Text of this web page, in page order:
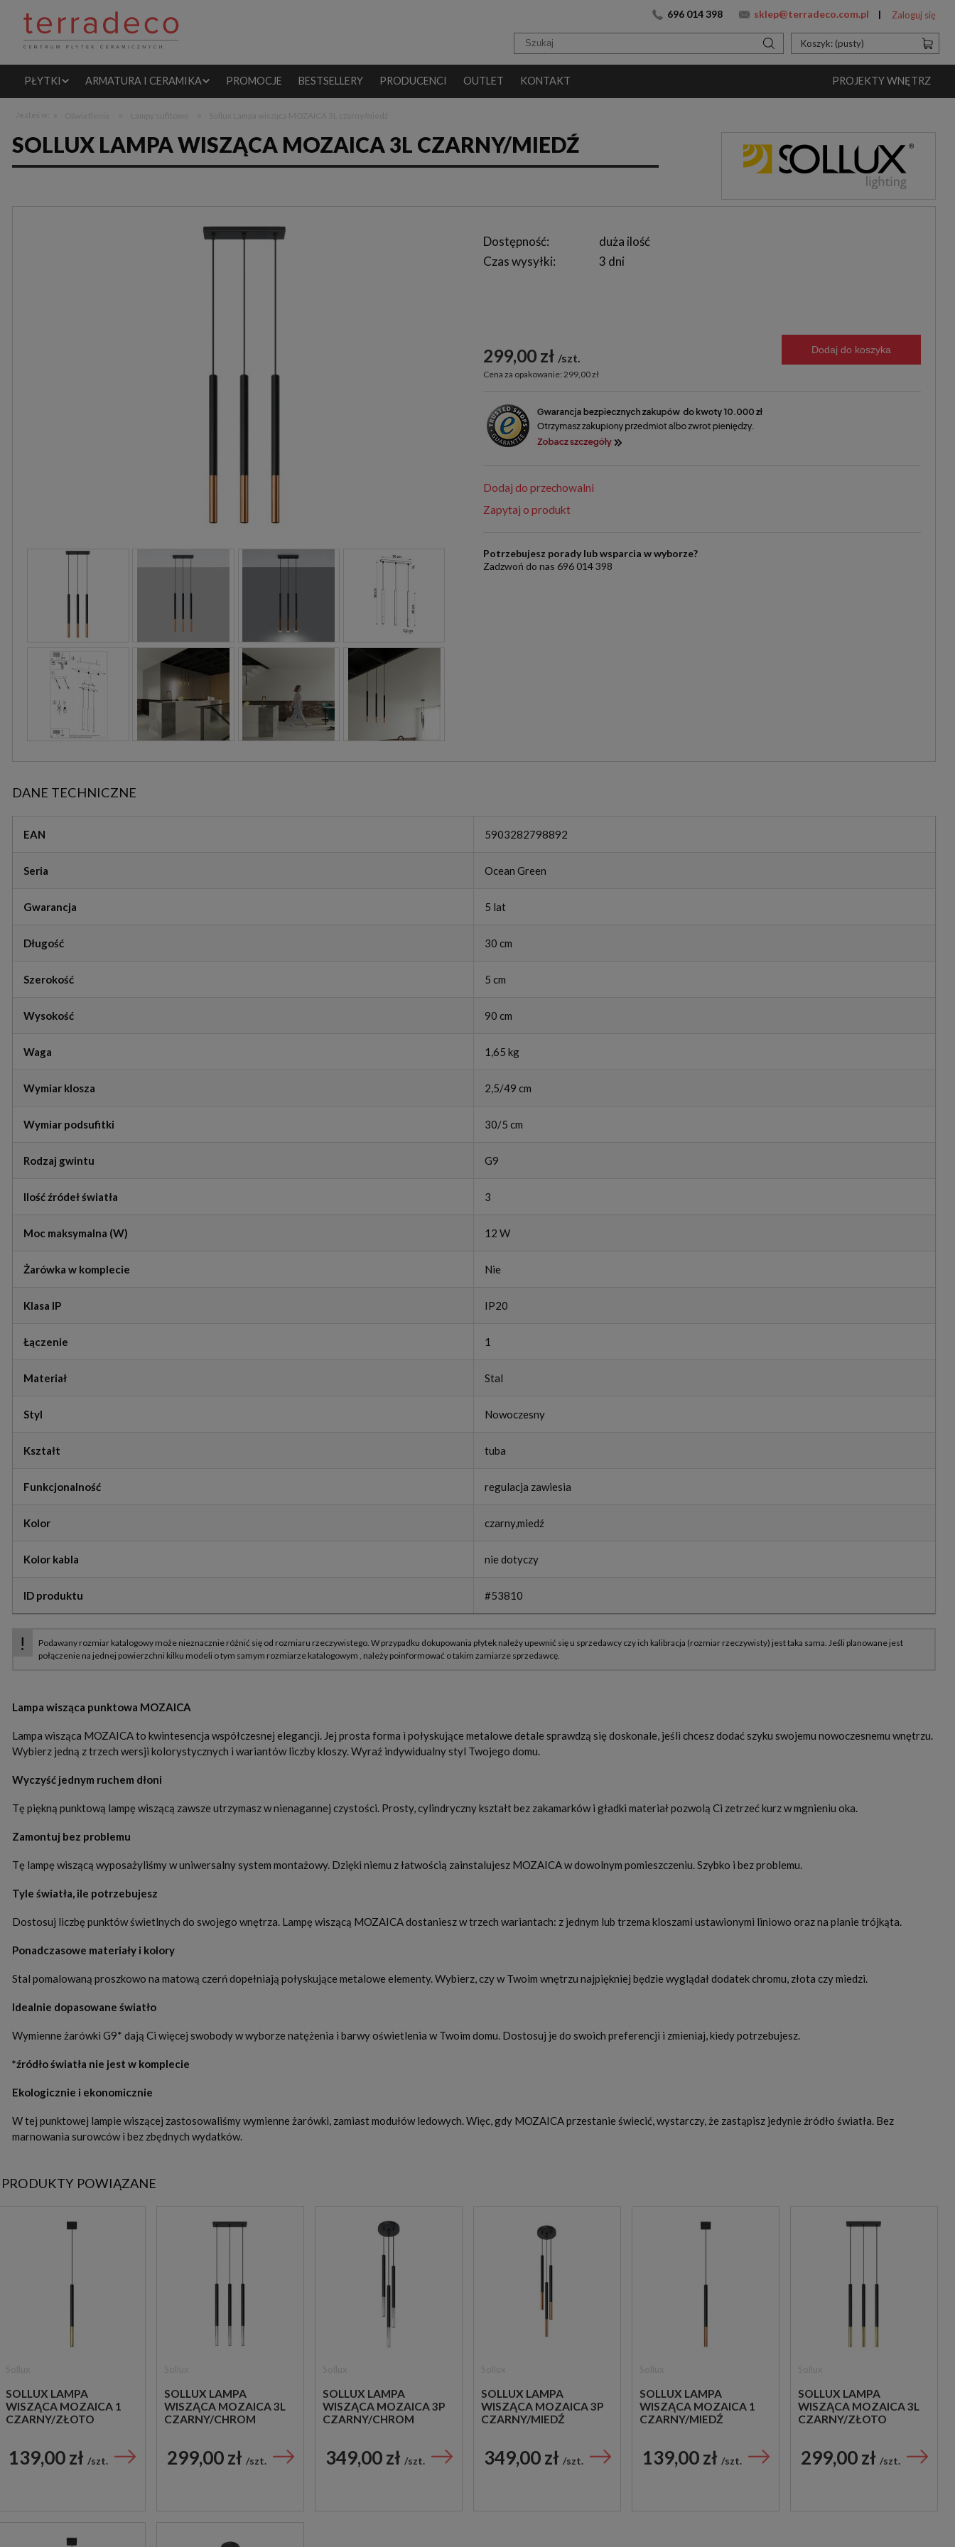
696 014 398 sklep@terradeco.com.pl Zaloguj się
Koszyk: (pusty)
PŁYTKI ARMATURA I CERAMIKA PROMOCJE BESTSELLERY PRODUCENCI OUTLET KONTAKT PROJEKTY WNĘTRZ
SOLLUX LAMPA WISZĄCA MOZAICA 3L CZARNY/MIEDŹ
Dostępność:
duża ilość
Czas wysyłki:
3 dni
299,00 zł szt.
Cena za opakowanie: 299,00 zł
Dodaj do koszyka
Dodaj do przechowalni
Zapytaj o produkt
Potrzebujesz porady lub wsparcia w wyborze?
Zadzwoń do nas 696 014 398
DANE TECHNICZNE
EAN 5903282798892
Seria Ocean Green
Gwarancja 5 lat
Długość 30 cm
Szerokość 5 cm
Wysokość 90 cm
Waga 1,65 kg
Wymiar klosza 2,5/49 cm
Wymiar podsufitki 30/5 cm
Rodzaj gwintu G9
Ilość źródeł światła 3
Moc maksymalna (W) 12 W
Żarówka w komplecie Nie
Klasa IP IP20
Łączenie 1
Materiał Stal
Styl Nowoczesny
Kształt tuba
Funkcjonalność regulacja zawiesia
Kolor czarny,miedź
Kolor kabla nie dotyczy
ID produktu #53810
Lampa wisząca punktowa MOZAICA
Lampa wisząca MOZAICA to kwintesencja współczesnej elegancji. Jej prosta forma i połyskujące metalowe detale sprawdzą się doskonale, jeśli chcesz dodać szyku swojemu nowoczesnemu wnętrzu.
Wybierz jedną z trzech wersji kolorystycznych i wariantów liczby kloszy. Wyraź indywidualny styl Twojego domu.
Wyczyść jednym ruchem dłoni
Tę piękną punktową lampę wiszącą zawsze utrzymasz w nienagannej czystości. Prosty, cylindryczny kształt bez zakamarków i gładki materiał pozwolą Ci zetrzeć kurz w mgnieniu oka.
Zamontuj bez problemu
Tę lampę wiszącą wyposażyliśmy w uniwersalny system montażowy. Dzięki niemu z łatwością zainstalujesz MOZAICA w dowolnym pomieszczeniu. Szybko i bez problemu.
Tyle światła, ile potrzebujesz
Dostosuj liczbę punktów świetlnych do swojego wnętrza. Lampę wiszącą MOZAICA dostaniesz w trzech wariantach: z jednym lub trzema kloszami ustawionymi liniowo oraz na planie trójkąta.
Ponadczasowe materiały i kolory
Stal pomalowaną proszkowo na matową czerń dopełniają połyskujące metalowe elementy. Wybierz, czy w Twoim wnętrzu najpiękniej będzie wyglądał dodatek chromu, złota czy miedzi.
Idealnie dopasowane światło
Wymienne żarówki G9* dają Ci więcej swobody w wyborze natężenia i barwy oświetlenia w Twoim domu. Dostosuj je do swoich preferencji i zmieniaj, kiedy potrzebujesz.
*źródło światła nie jest w komplecie
Ekologicznie i ekonomicznie
W tej punktowej lampie wiszącej zastosowaliśmy wymienne żarówki, zamiast modułów ledowych. Więc, gdy MOZAICA przestanie świecić, wystarczy, że zastąpisz jedynie źródło światła. Bez
marnowania surowców i bez zbędnych wydatków.
PRODUKTY POWIĄZANE
SOLLUX LAMPA
WISZĄCA MOZAICA 1
CZARNY/ZŁOTO
139,00 zł szt.
SOLLUX LAMPA
WISZĄCA MOZAICA 3L
CZARNY/CHROM
299,00 zł szt.
SOLLUX LAMPA
WISZĄCA MOZAICA 3P
CZARNY/CHROM
349,00 zł szt.
SOLLUX LAMPA
WISZĄCA MOZAICA 3P
CZARNY/MIEDŹ
349,00 zł szt.
SOLLUX LAMPA
WISZĄCA MOZAICA 1
CZARNY/MIEDŹ
139,00 zł szt.
SOLLUX LAMPA
WISZĄCA MOZAICA 3L
CZARNY/ZŁOTO
299,00 zł szt.